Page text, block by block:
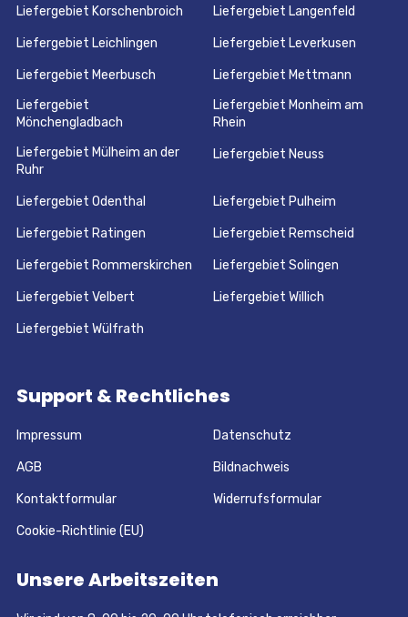
Liefergebiet Korschenbroich Liefergebiet Langenfeld
Liefergebiet Leichlingen Liefergebiet Leverkusen
Liefergebiet Meerbusch
Liefergebiet Mettmann
Liefergebiet
Mönchengladbach
Liefergebiet Monheim am
Rhein
Liefergebiet Mülheim an der
Ruhr
Liefergebiet Neuss
Liefergebiet Odenthal Liefergebiet Pulheim
Liefergebiet Ratingen Liefergebiet Remscheid
Liefergebiet Rommerskirchen Liefergebiet Solingen
Liefergebiet Velbert Liefergebiet Willich
Liefergebiet Wülfrath
Support & Rechtliches
Impressum Datenschutz
AGB Bildnachweis
Kontaktformular Widerrufsformular
Cookie-Richtlinie (EU)
Unsere Arbeitszeiten